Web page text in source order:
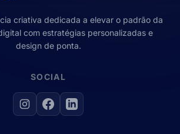
criativa dedicada a elevar o padrão da
com estratégias personalizadas e
design de ponta.
SOCIAL